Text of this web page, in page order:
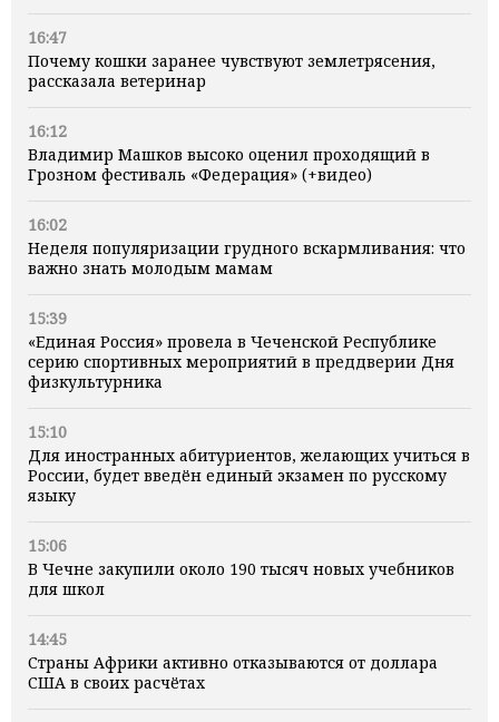
16:47
Почему кошки заранее чувствуют землетрясения,
рассказала ветеринар
16:12
Владимир Машков высоко оценил проходящий в
Грозном фестиваль «Федерация» (+видео)
16:02
Неделя популяризации грудного вскармливания: что
важно знать молодым мамам
15:39
«Единая Россия» провела в Чеченской Республике
серию спортивных мероприятий в преддверии Дня
физкультурника
15:10
Для иностранных абитуриентов, желающих учиться в
России, будет введён единый экзамен по русскому
языку
15:06
В Чечне закупили около 190 тысяч новых учебников
для школ
14:45
Страны Африки активно отказываются от доллара
США в своих расчётах